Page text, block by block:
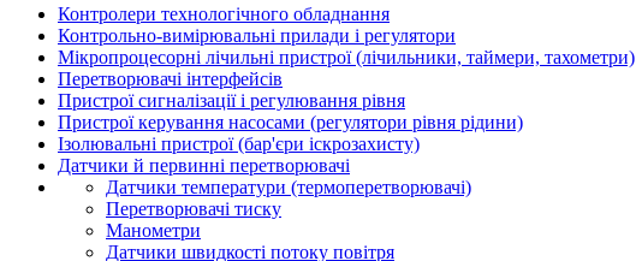
Контролери технологічного обладнання
Контрольно-вимірювальні прилади і регулятори
Мікропроцесорні лічильні пристрої (лічильники, таймери, тахометри)
Перетворювачі інтерфейсів
Пристрої сигналізації і регулювання рівня
Пристрої керування насосами (регулятори рівня рідини)
Ізолювальні пристрої (бар'єри іскрозахисту)
Датчики й первинні перетворювачі
Датчики температури (термоперетворювачі)
Перетворювачі тиску
Манометри
Датчики швидкості потоку повітря